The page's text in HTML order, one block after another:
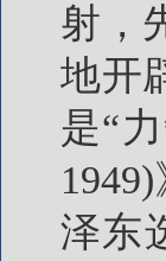
射，
地开
是“
泽东